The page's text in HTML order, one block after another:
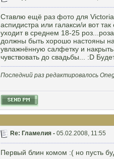
Ставлю ещё раз фото для Victoria
аспидистра или галакси/и вот
уходит в среднем 18-25
должны быть хорошо настояны на
увлажнённую салфетку и
чувствовать до свадьбы... :D
Последний раз редактировалось
Re: Гламелия - 05.02.2008, 11:55
Первый блин комом :( но пусть